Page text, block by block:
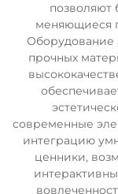
позволяют
меняющиеся
Оборудование
прочных
современные
интеграцию
ценники,